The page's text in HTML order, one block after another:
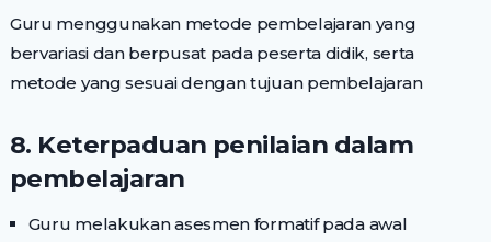
Guru menggunakan metode pembelajaran yang
bervariasi dan berpusat pada peserta didik, serta
metode yang sesuai dengan tujuan pembelajaran
8. Keterpaduan penilaian dalam
pembelajaran
Guru melakukan asesmen formatif pada awal